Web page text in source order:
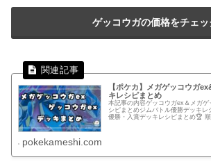
ゲッコウガの価格をチェッ
【ポケカ】メガゲッコウガ
キレシピまとめ
本記事の内容ゲッコウガex＆メガ
シピまとめジムバトル優勝デッキ
優勝・入賞デッキレシピまとめ🏆
pokekameshi.com